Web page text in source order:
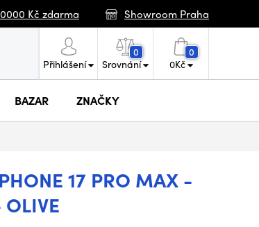
Kč zdarma Showroom Praha
Přihlášení
0
Srovnání
0
0Kč
BAZAR ZNAČKY
17 PRO MAX -